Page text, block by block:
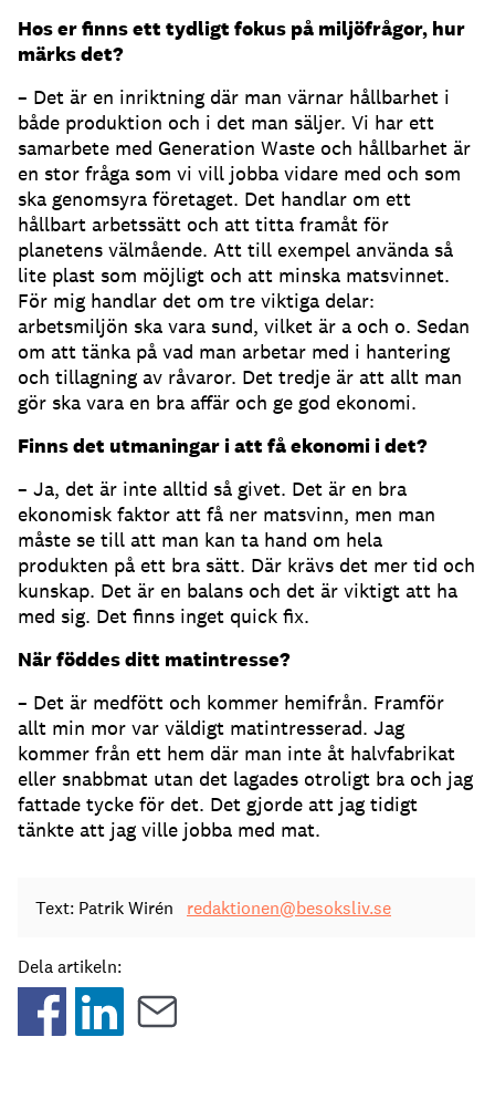
Hos er finns ett tydligt fokus på miljöfrågor, hur
märks det?
– Det är en inriktning där man värnar hållbarhet i
både produktion och i det man säljer. Vi har ett
samarbete med Generation Waste och hållbarhet är
en stor fråga som vi vill jobba vidare med och som
ska genomsyra företaget. Det handlar om ett
hållbart arbetssätt och att titta framåt för
planetens välmående. Att till exempel använda så
lite plast som möjligt och att minska matsvinnet.
För mig handlar det om tre viktiga delar:
arbetsmiljön ska vara sund, vilket är a och o. Sedan
om att tänka på vad man arbetar med i hantering
och tillagning av råvaror. Det tredje är att allt man
gör ska vara en bra affär och ge god ekonomi.
Finns det utmaningar i att få ekonomi i det?
– Ja, det är inte alltid så givet. Det är en bra
ekonomisk faktor att få ner matsvinn, men man
måste se till att man kan ta hand om hela
produkten på ett bra sätt. Där krävs det mer tid och
kunskap. Det är en balans och det är viktigt att ha
med sig. Det finns inget quick fix.
När föddes ditt matintresse?
– Det är medfött och kommer hemifrån. Framför
allt min mor var väldigt matintresserad. Jag
kommer från ett hem där man inte åt halvfabrikat
eller snabbmat utan det lagades otroligt bra och jag
fattade tycke för det. Det gjorde att jag tidigt
tänkte att jag ville jobba med mat.
Text: Patrik Wirén redaktionen@besoksliv.se
Dela artikeln: